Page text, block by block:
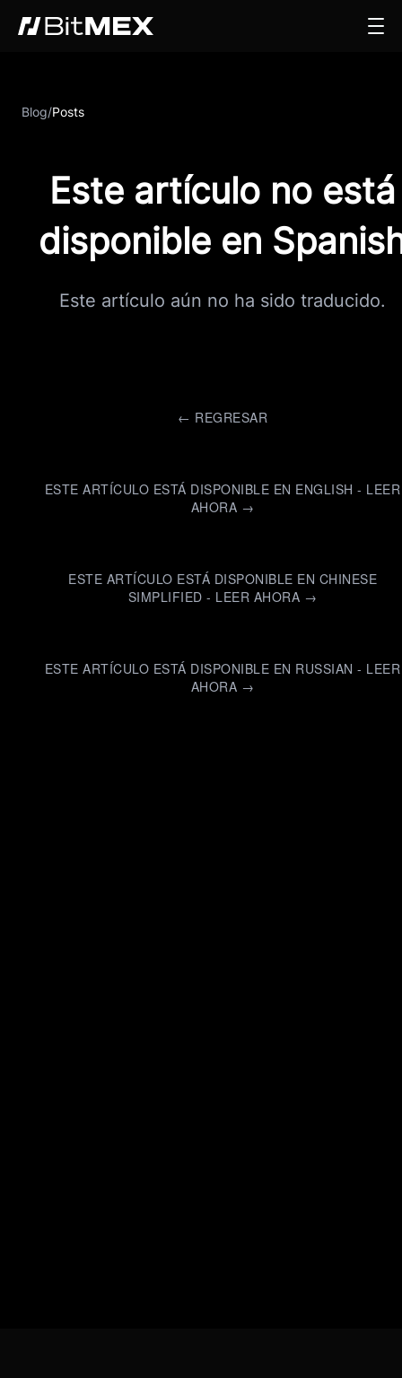
Blog/Posts
Este artículo no está
disponible en
Este artículo aún no ha sido traducido.
← REGRESAR
ESTE ARTÍCULO ESTÁ DISPONIBLE EN ENGLISH - LEER
AHORA →
ESTE ARTÍCULO ESTÁ DISPONIBLE EN CHINESE
SIMPLIFIED - LEER AHORA →
ESTE ARTÍCULO ESTÁ DISPONIBLE EN RUSSIAN - LEER
AHORA →